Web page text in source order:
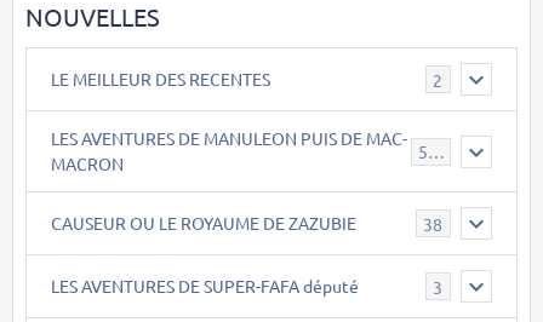
NOUVELLES
LE MEILLEUR DES RECENTES 2
LES AVENTURES DE MANULEON PUIS DE MAC-
MACRON
543
CAUSEUR OU LE ROYAUME DE ZAZUBIE 38
LES AVENTURES DE SUPER-FAFA député 3